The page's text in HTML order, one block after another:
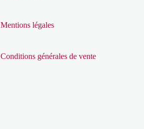
Mentions légales
Conditions générales de vente